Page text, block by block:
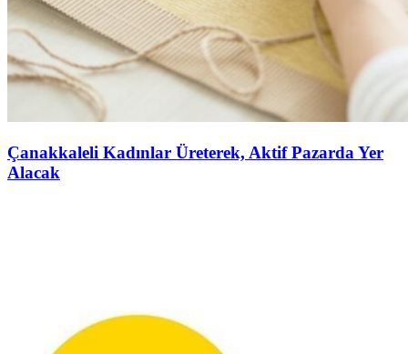
Çanakkaleli Kadınlar Üreterek, Aktif Pazarda Yer
Alacak